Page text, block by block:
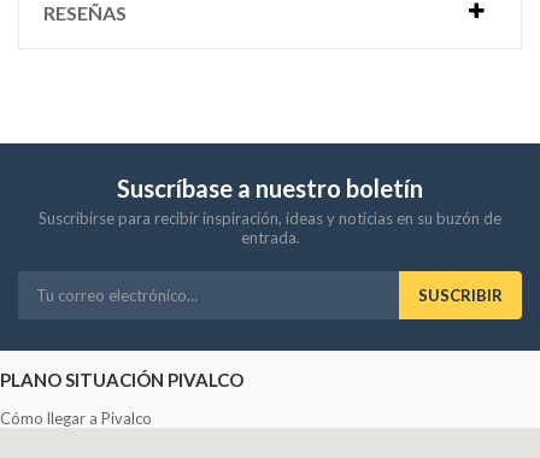
RESEÑAS
Suscríbase a nuestro boletín
Suscribirse para recibir inspiración, ideas y noticias en su buzón de
entrada.
SUSCRIBIR
PLANO SITUACIÓN PIVALCO
Cómo llegar a Pivalco